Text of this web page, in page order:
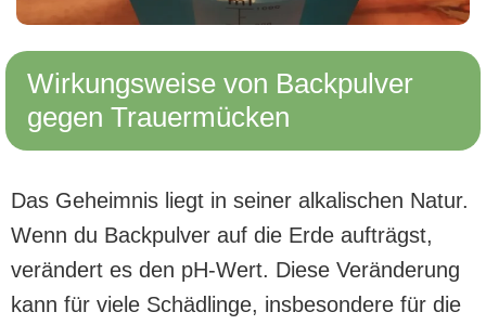
Wirkungsweise von Backpulver
gegen Trauermücken
Das Geheimnis liegt in seiner alkalischen Natur.
Wenn du Backpulver auf die Erde aufträgst,
verändert es den pH-Wert. Diese Veränderung
kann für viele Schädlinge, insbesondere für die